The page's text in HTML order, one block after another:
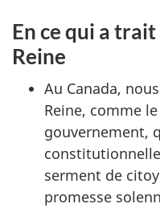
En ce qui a trait
Reine
Au Canada,
Reine, comme
gouvernement,
serment de
promesse